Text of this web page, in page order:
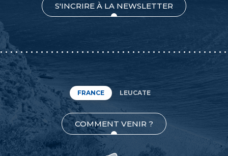
S'INCRIRE À LA NEWSLETTER
FRANCE LEUCATE
COMMENT VENIR ?